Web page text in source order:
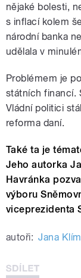
nějaké bolesti,
s inflací kolem
národní banka
udělala v
Problémem je
státních financí.
Vládní politici
reforma daní.
Také ta je
Jeho autorka
Havránka
výboru
viceprezidenta
autoři: Jana